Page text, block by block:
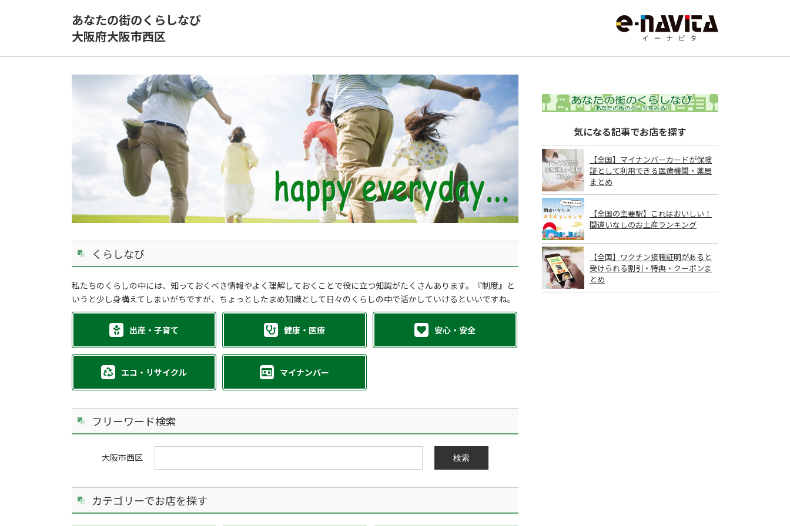
あなたの街のくらしなび
大阪府大阪市西区
くらしなび
私たちのくらしの中には、知っておくべき情報やよく理解しておくことで役に立つ知識がたくさんあります。『制度』と
いうと少し身構えてしまいがちですが、ちょっとしたまめ知識として日々のくらしの中で活かしていけるといいですね。
出産・子育て 健康・医療 安心・安全
エコ・リサイクル マイナンバー
フリーワード検索
大阪市西区 検索
カテゴリーでお店を探す
気になる記事でお店を探す
【全国】マイナンバーカードが保険
証として利用できる医療機関・薬局
まとめ
【全国の主要駅】これはおいしい！
間違いなしのお土産ランキング
【全国】ワクチン接種証明があると
受けられる割引・特典・クーポンま
とめ